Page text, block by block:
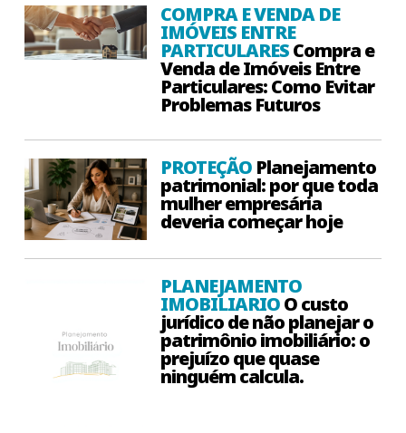
COMPRA E VENDA DE
IMÓVEIS ENTRE
PARTICULARESCompra e
Venda de Imóveis Entre
Particulares: Como Evitar
Problemas Futuros
PROTEÇÃO Planejamento
patrimonial: por que toda
mulher empresária
deveria começar hoje
PLANEJAMENTO
IMOBILIARIOO custo
jurídico de não planejar o
patrimônio imobiliário: o
prejuízo que quase
ninguém calcula.